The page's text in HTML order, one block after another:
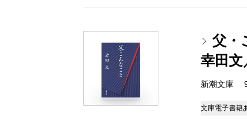
父・
幸田文
新潮文庫
文庫電子書籍